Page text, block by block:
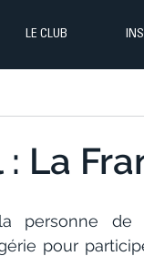
LE CLUB
La
personne de
pour